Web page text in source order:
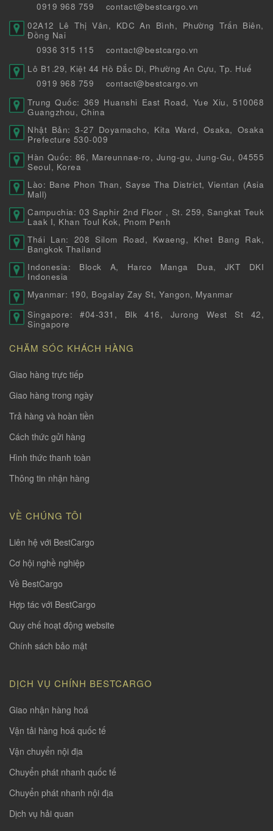
0919 968 759
contact@bestcargo.vn
02A12 Lê Thị Vân, KDC An Bình, Phường Trấn Biên,
Đồng Nai
0936 315 115
contact@bestcargo.vn
Lô B1.29, Kiệt 44 Hồ Đắc Di, Phường An Cựu, Tp. Huế
0919 968 759
contact@bestcargo.vn
Trung Quốc: 369 Huanshi East Road, Yue Xiu, 510068
Guangzhou, China
Nhật Bản: 3-27 Doyamacho, Kita Ward, Osaka, Osaka
Prefecture 530-009
Hàn Quốc: 86, Mareunnae-ro, Jung-gu, Jung-Gu, 04555
Seoul, Korea
Lào: Bane Phon Than, Sayse Tha District, Vientan (Asia
Mall)
Campuchia: 03 Saphir 2nd Floor , St. 259, Sangkat Teuk
Laak I, Khan Toul Kok, Pnom Penh
Thái Lan: 208 Silom Road, Kwaeng, Khet Bang Rak,
Bangkok Thailand
Indonesia: Block A, Harco Manga Dua, JKT DKI
Indonesia
Myanmar: 190, Bogalay Zay St, Yangon, Myanmar
Singapore: #04-331, Blk 416, Jurong West St 42,
Singapore
CHĂM SÓC KHÁCH HÀNG
Giao hàng trực tiếp
Giao hàng trong ngày
Trả hàng và hoàn tiền
Cách thức gửi hàng
Hình thức thanh toàn
Thông tin nhận hàng
VỀ CHÚNG TÔI
Liên hệ với BestCargo
Cơ hội nghề nghiệp
Về BestCargo
Hợp tác với BestCargo
Quy chế hoạt động website
Chính sách bảo mật
DỊCH VỤ CHÍNH BESTCARGO
Giao nhận hàng hoá
Vận tải hàng hoá quốc tế
Vận chuyển nội địa
Chuyển phát nhanh quốc tế
Chuyển phát nhanh nội địa
Dịch vụ hải quan